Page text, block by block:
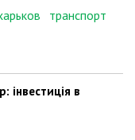
транспорт
інвестиція в